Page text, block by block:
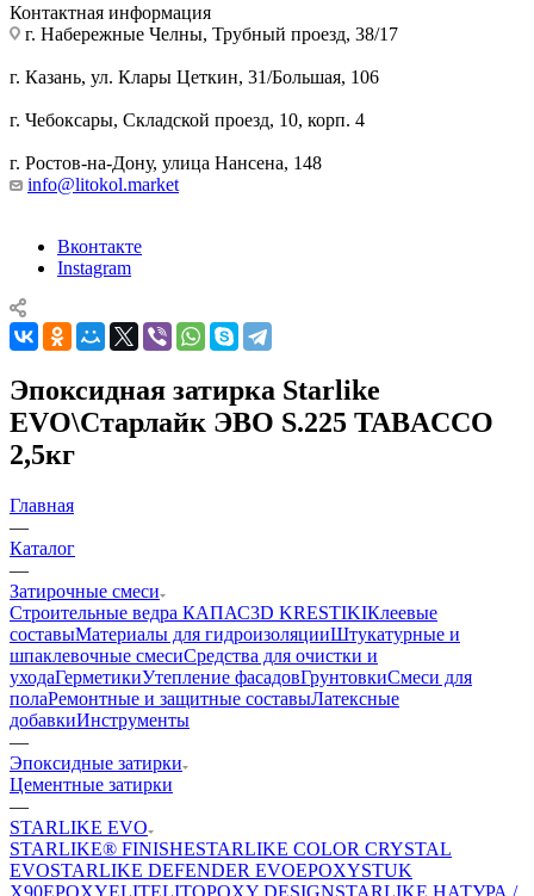
Контактная информация
г. Набережные Челны, Трубный проезд, 38/17
г. Казань, ул. Клары Цеткин, 31/Большая, 106
г. Чебоксары, Складской проезд, 10, корп. 4
г. Ростов-на-Дону, улица Нансена, 148
info@litokol.market
Вконтакте
Instagram
Эпоксидная затирка Starlike
EVO\Старлайк ЭВО S.225 TABACCO
2,5кг
Главная
—
Каталог
—
Затирочные смеси
Строительные ведра КАПАС3D KRESTIKIКлеевые
составыМатериалы для гидроизоляцииШтукатурные и
шпаклевочные смесиСредства для очистки и
уходаГерметикиУтепление фасадовГрунтовкиСмеси для
полаРемонтные и защитные составыЛатексные
добавкиИнструменты
—
Эпоксидные затирки
Цементные затирки
—
STARLIKE EVO
STARLIKE® FINISHESTARLIKE COLOR CRYSTAL
EVOSTARLIKE DEFENDER EVOEPOXYSTUK
X90EPOXYELITELITOPOXY DESIGNSTARLIKE НАТУРА /